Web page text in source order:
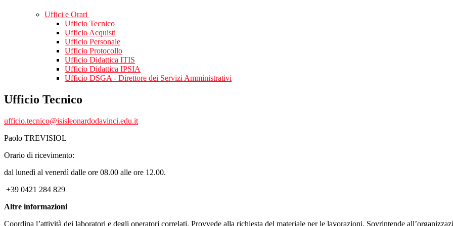
Uffici e Orari
Ufficio Tecnico
Ufficio Acquisti
Ufficio Personale
Ufficio Protocollo
Ufficio Didattica ITIS
Ufficio Didattica IPSIA
Ufficio DSGA - Direttore dei Servizi Amministrativi
Ufficio Tecnico
ufficio.tecnico@isisleonardodavinci.edu.it
Paolo TREVISIOL
Orario di ricevimento:
dal lunedì al venerdì dalle ore 08.00 alle ore 12.00.
+39 0421 284 829
Altre informazioni
Coordina l’attività dei laboratori e degli operatori correlati. Provvede alla richiesta del materiale per le lavorazioni. Sovrintende